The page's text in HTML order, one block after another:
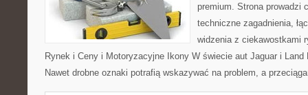
premium. Strona prowadzi
techniczne zagadnienia,
widzenia z ciekawostkami
Rynek i Ceny i Motoryzacyjne Ikony W świecie aut Jaguar i
Nawet drobne oznaki potrafią wskazywać na problem, a